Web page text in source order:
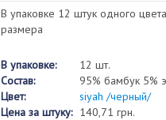
В упаковке 12 штук одного
размера
В упаковке:
12 шт.
Состав:
95% бамбук 5%
Цвет:
siyah /черный/
Цена за штуку: 140,71 грн.